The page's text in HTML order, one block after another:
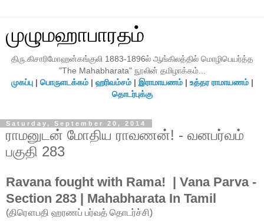
முழுமஹாபாரதம்
திரு.கிசாரிமோஹன்கங்குலி 1883-1896ல் ஆங்கிலத்தில் மொழிபெயர்த்த
"The Mahabharata" நூலின் தமிழாக்கம்...
முகப்பு| பொருளடக்கம்| ஹரிவம்சம்| இராமாயணம்| உத்தர ராமாயணம்|
தொடர்புக்கு
Saturday, September 20, 2014
ராமனுடன் மோதிய ராவணன்! - வனபர்வம்
பகுதி 283
Ravana fought with Rama! | Vana Parva -
Section 283 | Mahabharata In Tamil
(திரௌபதி ஹரணப் பர்வத் தொடர்ச்சி)